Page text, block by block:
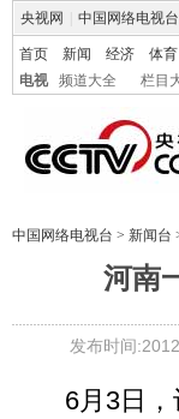
央视网 中国网络电视台
首页 新闻 经济 体育
电视
频道大全 栏目
中国网络电视台 > 新闻台
河南
发布时间
6月3日，记